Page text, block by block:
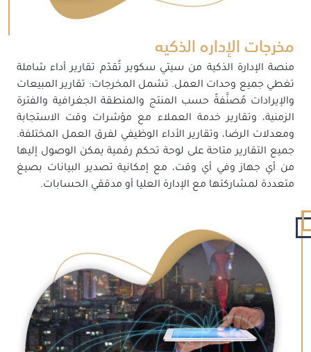
مخرجات الإداره الذكيه
منصة الإدارة الذكية من سيتي سكوير تُقدّم تقارير أداء شاملة
تغطي جميع وحدات العمل. تشمل المخرجات: تقارير المبيعات
والإيرادات مُصنَّفةً حسب المنتج والمنطقة الجغرافية والفترة
الزمنية، وتقارير خدمة العملاء مع مؤشرات وقت الاستجابة
ومعدلات الرضا، وتقارير الأداء الوظيفي لفرق العمل المختلفة.
جميع التقارير متاحة على لوحة تحكم رقمية يمكن الوصول إليها
من أي جهاز وفي أي وقت، مع إمكانية تصدير البيانات بصيغ
متعددة لمشاركتها مع الإدارة العليا أو مدققي الحسابات.